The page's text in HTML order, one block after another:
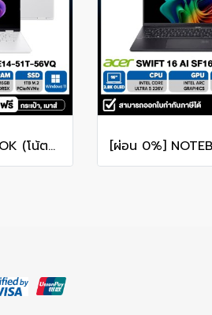
[ผ่อน 0%] NOTEBOOK (โน้ตบุ๊ก) ACER SWIFT 14 SFE14-51T-56VQ 14" 2.8K OLED/CORE ULTRA 5-226V/16GB/SSD 1TB/WINDOWS 11+MS OFFICE รับประกันศูนย์ไทย 3ปี